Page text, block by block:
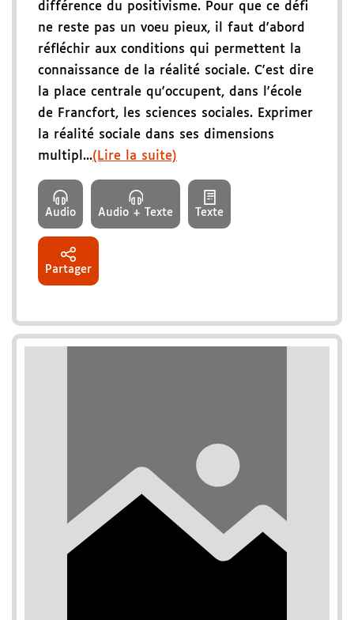
différence du positivisme. Pour que ce défi
ne reste pas un voeu pieux, il faut d'abord
réfléchir aux conditions qui permettent la
connaissance de la réalité sociale. C'est dire
la place centrale qu'occupent, dans l'école
de Francfort, les sciences sociales. Exprimer
la réalité sociale dans ses dimensions
multipl...(Lire la suite)
Audio Audio + Texte Texte
Partager